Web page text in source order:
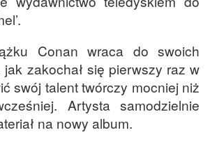
Conan wraca do swoich
zakochał się pierwszy raz w
swój talent twórczy mocniej niż
Artysta samodzielnie
na nowy album.